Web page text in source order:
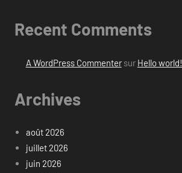
Recent Comments
A WordPress Commentersur Hello world!
Archives
août 2026
juillet 2026
juin 2026